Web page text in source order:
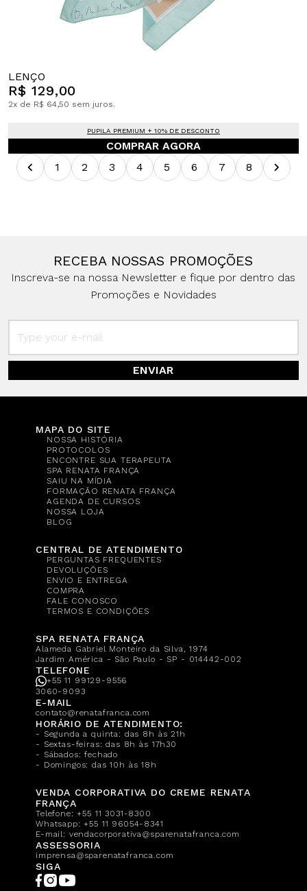
LENÇO
R$ 129,00
2x de R$ 64,50 sem juros.
PUPILA PREMIUM + 10% DE DESCONTO
COMPRAR AGORA
1
2 3 4 5 6 7 8
RECEBA NOSSAS PROMOÇÕES
Inscreva-se na nossa Newsletter e fique por dentro das
Promoções e Novidades
ENVIAR
MAPA DO SITE
NOSSA HISTÓRIA
PROTOCOLOS
ENCONTRE SUA TERAPEUTA
SPA RENATA FRANÇA
SAIU NA MÍDIA
FORMAÇÃO RENATA FRANÇA
AGENDA DE CURSOS
NOSSA LOJA
BLOG
CENTRAL DE ATENDIMENTO
PERGUNTAS FREQUENTES
DEVOLUÇÕES
ENVIO E ENTREGA
COMPRA
FALE CONOSCO
TERMOS E CONDIÇÕES
SPA RENATA FRANÇA
Alameda Gabriel Monteiro da Silva, 1974
Jardim América - São Paulo - SP - 014442-002
TELEFONE
+55 11 99129-9556
3060-9093
E-MAIL
contato@renatafranca.com
HORÁRIO DE ATENDIMENTO:
- Segunda a quinta: das 8h às 21h
- Sextas-feiras: das 8h às 17h30
- Sábados: fechado
- Domingos: das 10h às 18h
VENDA CORPORATIVA DO CREME RENATA
FRANÇA
Telefone:+55 11 3031-8300
Whatsapp:+55 11 96054-8341
E-mail: vendacorporativa@sparenatafranca.com
ASSESSORIA
imprensa@sparenatafranca.com
SIGA